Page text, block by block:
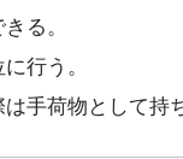
る。
行う。
手荷物として持